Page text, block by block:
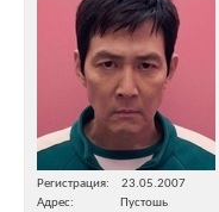
Регистрация
23.05.2007
Адрес
Пустошь